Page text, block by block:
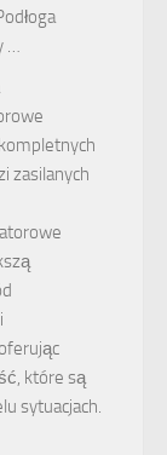
…
zasilanych
które są
sytuacjach.